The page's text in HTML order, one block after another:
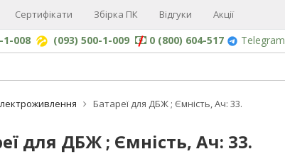
Сертифікати Збірка ПК Відгуки Акції
1-008 (093) 500-1-009 0 (800) 604-517 Telegram
Батареї для ДБЖ ; Ємність, Ач: 33.
для ДБЖ ; Ємність, Ач: 33.